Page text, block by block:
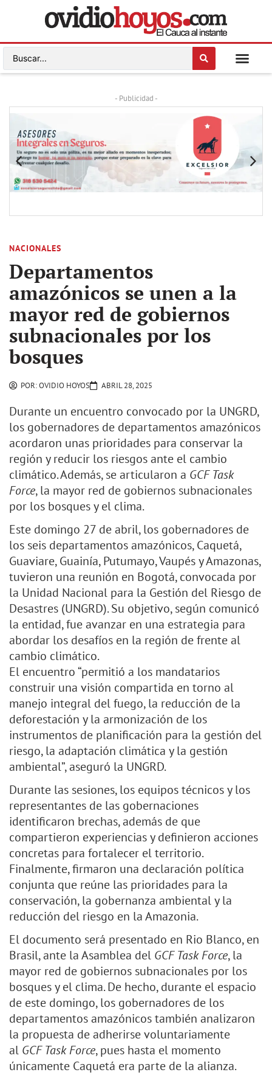
- Publicidad -
NACIONALES
Departamentos
amazónicos se unen a la
mayor red de gobiernos
subnacionales por los
bosques
POR:OVIDIO HOYOS ABRIL 28, 2025
Durante un encuentro convocado por la UNGRD,
los gobernadores de departamentos amazónicos
acordaron unas prioridades para conservar la
región y reducir los riesgos ante el cambio
climático. Además, se articularon a GCF Task
Force, la mayor red de gobiernos subnacionales
por los bosques y el clima.
Este domingo 27 de abril, los gobernadores de
los seis departamentos amazónicos, Caquetá,
Guaviare, Guainía, Putumayo, Vaupés y Amazonas,
tuvieron una reunión en Bogotá, convocada por
la Unidad Nacional para la Gestión del Riesgo de
Desastres (UNGRD). Su objetivo, según comunicó
la entidad, fue avanzar en una estrategia para
abordar los desafíos en la región de frente al
cambio climático.
El encuentro “permitió a los mandatarios
construir una visión compartida en torno al
manejo integral del fuego, la reducción de la
deforestación y la armonización de los
instrumentos de planificación para la gestión del
riesgo, la adaptación climática y la gestión
ambiental”, aseguró la UNGRD.
Durante las sesiones, los equipos técnicos y los
representantes de las gobernaciones
identificaron brechas, además de que
compartieron experiencias y definieron acciones
concretas para fortalecer el territorio.
Finalmente, firmaron una declaración política
conjunta que reúne las prioridades para la
conservación, la gobernanza ambiental y la
reducción del riesgo en la Amazonia.
El documento será presentado en Rio Blanco, en
Brasil, ante la Asamblea del GCF Task Force, la
mayor red de gobiernos subnacionales por los
bosques y el clima. De hecho, durante el espacio
de este domingo, los gobernadores de los
departamentos amazónicos también analizaron
la propuesta de adherirse voluntariamente
al GCF Task Force, pues hasta el momento
únicamente Caquetá era parte de la alianza.